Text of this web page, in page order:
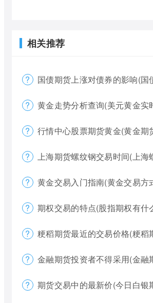
相关推荐
国债期货上涨对债券的影响(国债期货上涨
黄金走势分析查询(美元黄金实
行情中心股票期货黄金(黄金期货
上海期货螺纹钢交易时间(上海螺
黄金交易入门指南(黄金交易方
期权交易的特点(股指期权有什
粳稻期货最近的交易价格(粳稻期货最近
金融期货投资者不得采用(金融期货买入
期货交易中的最新价(今日白银